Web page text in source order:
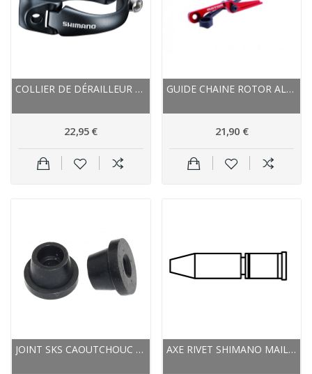
COLLIER DE DÉRAILLEUR AVANT SHIMANO ALU...
22,95 €
GUIDE CHAINE ROTOR ALU ROUTE ANTIDÉRAILLEMENT...
21,90 €
JOINT SKS CAOUTCHOUC DUR 3213 PRESTA PETITE VALVE AXE RIVET SHIMANO MAILLON DE CHAINE 11V...